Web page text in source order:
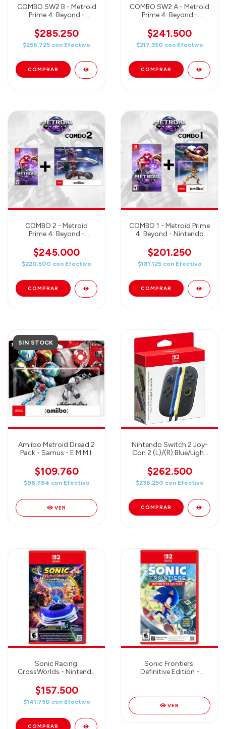
COMBO SW2 B - Metroid
Prime 4: Beyond -
Edition + Amiibo Samus
& Vi-O-La (Juego +
Amiibo)
$285.250
$256.725 con Efectivo
COMBO SW2 A - Metroid
Prime 4: Beyond -
Edition + Amiibo Samus
(Juego + Amiibo)
$241.500
$217.350 con Efectivo
COMBO 2 - Metroid
Prime 4: Beyond -
Amiibo Samus & Vi-O-La
(Juego + Amiibo)
$245.000
$220.500 con Efectivo
COMBO 1 - Metroid Prime
4: Beyond - Nintendo
(Juego + Amiibo)
$201.250
$181.125 con Efectivo
SIN STOCK
Amiibo Metroid Dread 2
Pack - Samus - E.M.M.I.
$109.760
$98.784 con Efectivo
VER
Nintendo Switch 2 Joy-
Con 2 (L)/(R):Blue/Light
$262.500
$236.250 con Efectivo
Sonic Racing:
CrossWorlds - Nintendo
$157.500
$141.750 con Efectivo
Sonic Frontiers:
Definitive Edition -
VER